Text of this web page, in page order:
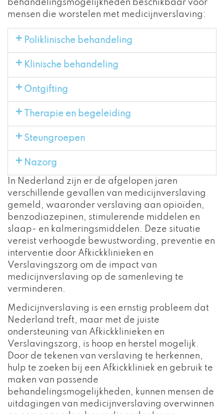
behandelingsmogelijkheden beschikbaar voor
mensen die worstelen met medicijnverslaving:
Poliklinische behandeling
Klinische behandeling
Ontgifting
Therapie en begeleiding
Steungroepen
Nazorg
In Nederland zijn er de afgelopen jaren
verschillende gevallen van medicijnverslaving
gemeld, waaronder verslaving aan opioïden,
benzodiazepinen, stimulerende middelen en
slaap- en kalmeringsmiddelen. Deze situatie
vereist verhoogde bewustwording, preventie en
interventie door Afkickklinieken en
Verslavingszorg om de impact van
medicijnverslaving op de samenleving te
verminderen.
Medicijnverslaving is een ernstig probleem dat
Nederland treft, maar met de juiste
ondersteuning van Afkickklinieken en
Verslavingszorg, is hoop en herstel mogelijk.
Door de tekenen van verslaving te herkennen,
hulp te zoeken bij een Afkickkliniek en gebruik te
maken van passende
behandelingsmogelijkheden, kunnen mensen de
uitdagingen van medicijnverslaving overwinnen